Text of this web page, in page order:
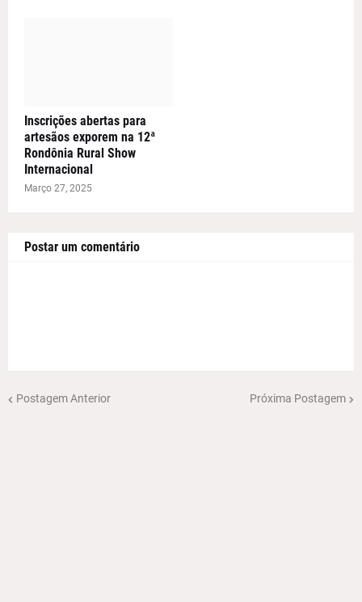
Inscrições abertas para
artesãos exporem na 12ª
Rondônia Rural Show
Internacional
Março 27, 2025
Postar um comentário
Postagem Anterior Próxima Postagem